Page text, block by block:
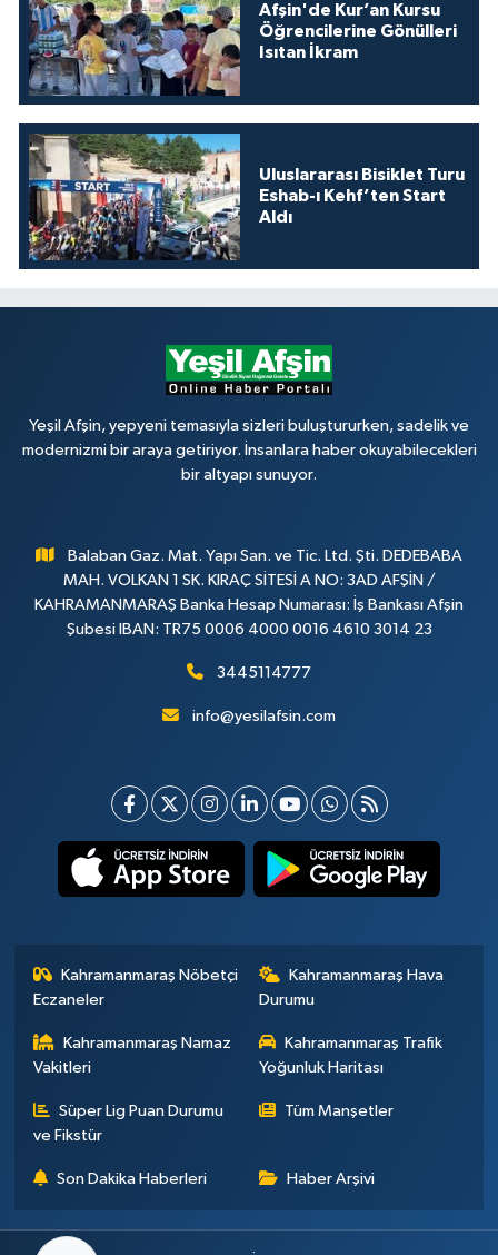
Afşin'de Kur’an Kursu
Öğrencilerine Gönülleri
Isıtan İkram
Uluslararası Bisiklet Turu
Eshab-ı Kehf’ten Start
Aldı
Yeşil Afşin, yepyeni temasıyla sizleri buluştururken, sadelik ve
modernizmi bir araya getiriyor. İnsanlara haber okuyabilecekleri
bir altyapı sunuyor.
Balaban Gaz. Mat. Yapı San. ve Tic. Ltd. Şti. DEDEBABA
MAH. VOLKAN 1 SK. KIRAÇ SİTESİ A NO: 3AD AFŞİN /
KAHRAMANMARAŞ Banka Hesap Numarası: İş Bankası Afşin
Şubesi IBAN: TR75 0006 4000 0016 4610 3014 23
3445114777
info@yesilafsin.com
Kahramanmaraş Nöbetçi
Eczaneler
Kahramanmaraş Hava
Durumu
Kahramanmaraş Namaz
Vakitleri
Kahramanmaraş Trafik
Yoğunluk Haritası
Süper Lig Puan Durumu
ve Fikstür
Tüm Manşetler
Son Dakika Haberleri Haber Arşivi